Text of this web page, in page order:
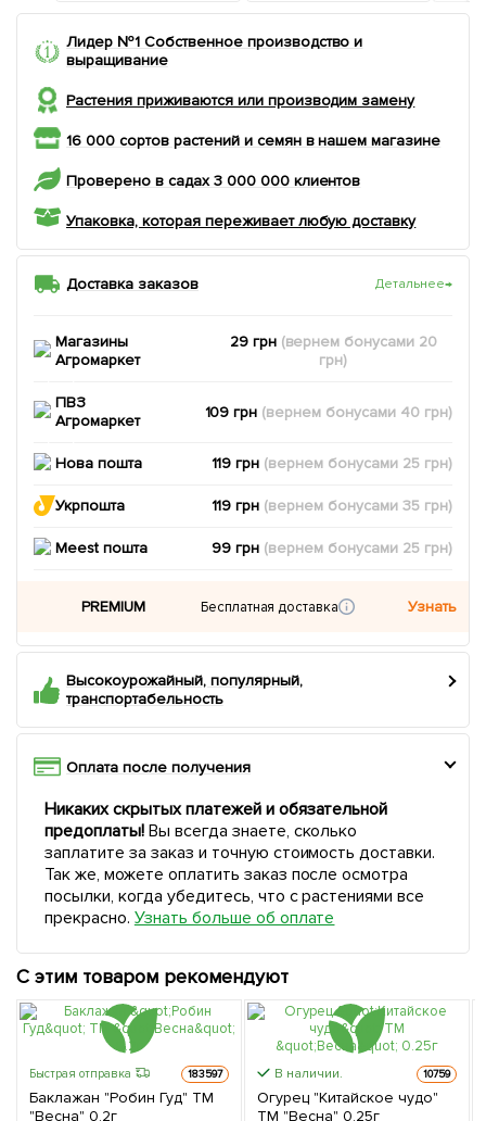
Лидер №1 Собственное производство и
выращивание
Растения приживаются или производим замену
16 000 сортов растений и семян в нашем магазине
Проверено в садах 3 000 000 клиентов
Упаковка, которая переживает любую доставку
Доставка заказов Детальнее→
Магазины
Агромаркет
29 грн (вернем бонусами 20
грн)
ПВЗ
Агромаркет
109 грн (вернем бонусами 40 грн)
Нова пошта 119 грн (вернем бонусами 25 грн)
Укрпошта 119 грн (вернем бонусами35 грн)
Meest пошта 99 грн (вернем бонусами 25 грн)
PREMIUM Бесплатная доставка Узнать
Высокоурожайный, популярный,
транспортабельность
Оплата после получения
Никаких скрытых платежей и обязательной
предоплаты!Вы всегда знаете, сколько
заплатите за заказ и точную стоимость доставки.
Так же, можете оплатить заказ после осмотра
посылки, когда убедитесь, что с растениями все
прекрасно. Узнать больше об оплате
С этим товаром рекомендуют
Быстрая отправка 183597
Баклажан "Робин Гуд" ТМ
"Весна" 0.2г
В наличии. 10759
Огурец "Китайское чудо"
ТМ "Весна" 0.25г